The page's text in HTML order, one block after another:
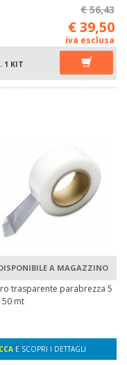
€ 56,43
€ 39,50
iva esclusa
1 KIT
A MAGAZZINO
trasparente parabrezza 5
50 mt
E SCOPRI I DETTAGLI